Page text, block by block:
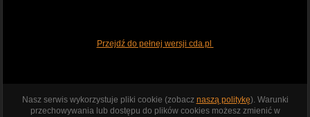
Przejdź do pełnej wersji cda.pl
Nasz serwis wykorzystuje pliki cookie (zobacz naszą politykę). Warunki
przechowywania lub dostępu do plików cookies możesz zmienić w